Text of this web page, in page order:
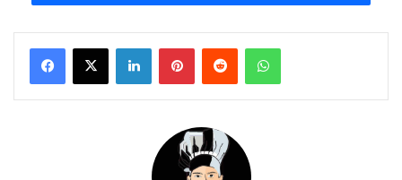
Aqui você encontrará cinco receitas práticas, deliciosas e,
claro, com baixo teor de carboidratos. Vamos lá?
Salmão ao Limão com Aspargos
Carb delicioso
LinkedinPinterestReddit WhatsApp